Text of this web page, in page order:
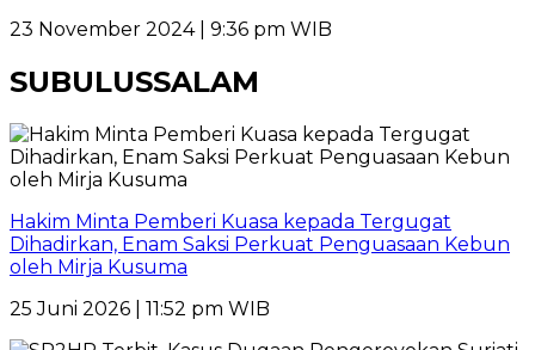
23 November 2024 | 9:36 pm WIB
SUBULUSSALAM
Hakim Minta Pemberi Kuasa kepada Tergugat
Dihadirkan, Enam Saksi Perkuat Penguasaan Kebun
oleh Mirja Kusuma
25 Juni 2026 | 11:52 pm WIB